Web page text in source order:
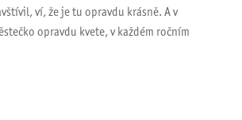
ví, že je tu opravdu krásně. A v
opravdu kvete, v každém ročním